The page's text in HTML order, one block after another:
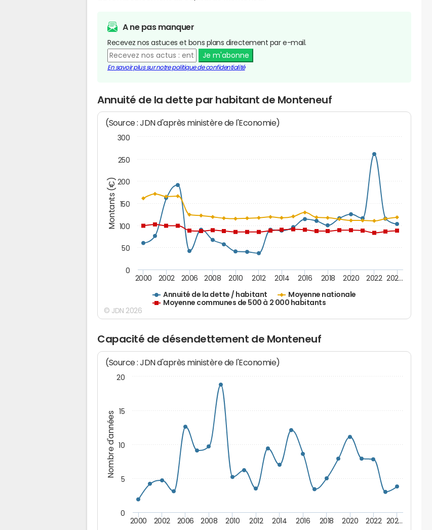
A ne pas manquer
Recevez nos astuces et bons plans directement par e-mail.
Je m'abonne
En savoir plus sur notre politique de confidentialité
Annuité de la dette par habitant de Monteneuf
Montants (€)
(Source : JDN d'après ministère de l'Economie)
Annuité de la dette / habitant
Moyenne nationale
Moyenne communes de 500 à 2 000 habitants
2000 2002 2006 2008 2010 2012 2014 2016 2018 2020 2022 202…
0
50
100
150
200
250
300
© JDN 2026
Capacité de désendettement de Monteneuf
Nombre d'années
(Source : JDN d'après ministère de l'Economie)
2000 2002 2006 2008 2010 2012 2014 2016 2018 2020 2022 202…
0
5
10
15
20